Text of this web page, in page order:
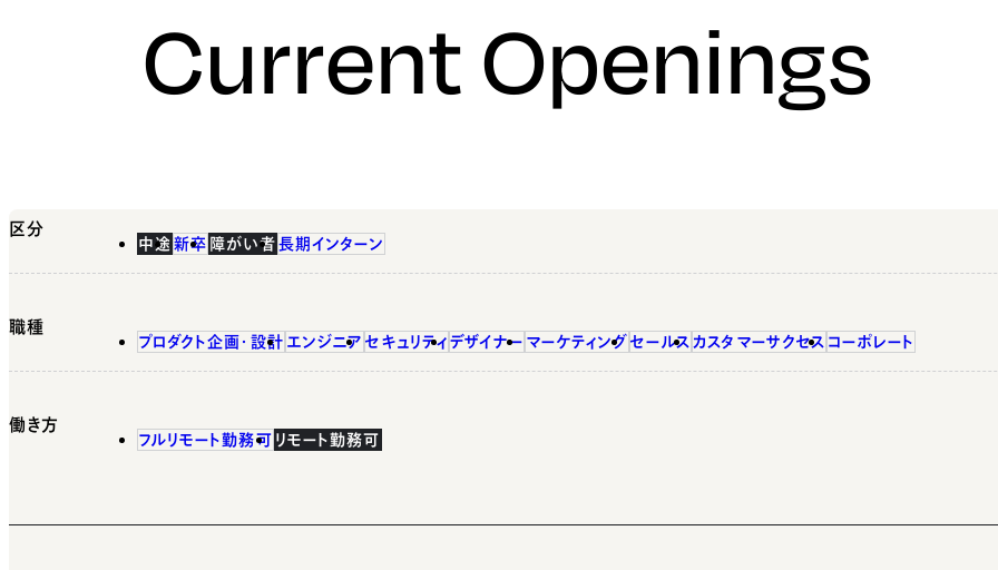
Current Openings
区分
中途 新卒 障がい者 長期インターン
職種
プロダクト企画・設計 エンジニア セキュリティ デザイナー マーケティング セールス カスタマーサクセス コーポレート
働き方
フルリモート勤務可 リモート勤務可